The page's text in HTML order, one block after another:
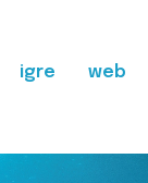
igre web